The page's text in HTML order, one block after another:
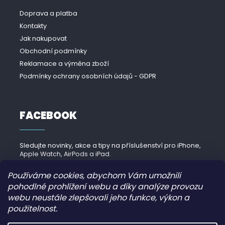
Používáme cookies, abychom Vám umožnili
pohodlné prohlížení webu a díky analýze provozu
webu neustále zlepšovali jeho funkce, výkon a
použitelnost.
Doprava a platba
Kontakty
Jak nakupovat
Obchodní podmínky
Reklamace a výměna zboží
Podmínky ochrany osobních údajů - GDPR
FACEBOOK
Sledujte novinky, akce a tipy na příslušenství pro iPhone,
Apple Watch, AirPods a iPad.